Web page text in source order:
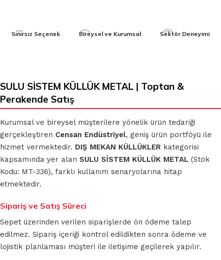
Sınırsız Seçenek Bireysel ve Kurumsal Sektör Deneyimi
SULU SİSTEM KÜLLÜK METAL | Toptan &
Perakende Satış
Kurumsal ve bireysel müşterilere yönelik ürün tedariği
gerçekleştiren Censan Endüstriyel, geniş ürün portföyü ile
hizmet vermektedir. DIŞ MEKAN KÜLLÜKLER kategorisi
kapsamında yer alan SULU SİSTEM KÜLLÜK METAL (Stok
Kodu: MT-336), farklı kullanım senaryolarına hitap
etmektedir.
Sipariş ve Satış Süreci
Sepet üzerinden verilen siparişlerde ön ödeme talep
edilmez. Sipariş içeriği kontrol edildikten sonra ödeme ve
lojistik planlaması müşteri ile iletişime geçilerek yapılır.